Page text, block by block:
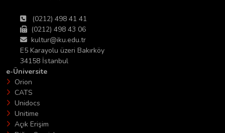
(0212) 498 41 41
(0212) 498 43 06
kultur@iku.edu.tr
E5 Karayolu üzeri Bakırköy
34158 İstanbul
e-Üniversite
Orion
CATS
Unidocs
Unitime
Açık Erişim